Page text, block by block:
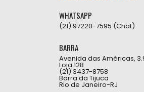
WHATSAPP
(21) 97220-7595 (Chat)
BARRA
Avenida das Américas,
Loja 128
(21) 3437-8758
Barra da Tijuca
Rio de Janeiro-RJ